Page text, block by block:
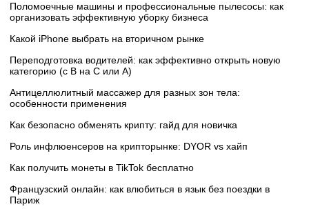
Поломоечные машины и профессиональные пылесосы: как
организовать эффективную уборку бизнеса
Какой iPhone выбрать на вторичном рынке
Переподготовка водителей: как эффективно открыть новую
категорию (с B на C или А)
Антицеллюлитный массажер для разных зон тела:
особенности применения
Как безопасно обменять крипту: гайд для новичка
Роль инфлюенсеров на крипторынке: DYOR vs хайп
Как получить монеты в TikTok бесплатно
Французский онлайн: как влюбиться в язык без поездки в
Париж